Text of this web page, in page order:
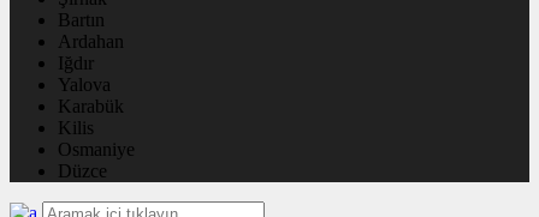
Bartın
Ardahan
Iğdır
Yalova
Karabük
Kilis
Osmaniye
Düzce